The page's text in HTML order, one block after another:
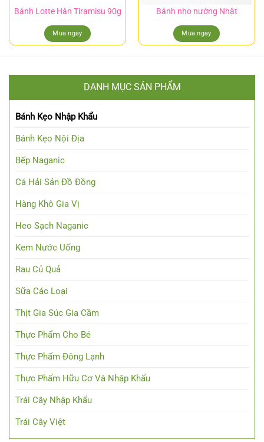
Bánh Lotte Hàn Tiramisu 90g
Mua ngay
Bánh nho nướng Nhật
Mua ngay
DANH MỤC SẢN PHẨM
Bánh Kẹo Nhập Khẩu
Bánh Kẹo Nội Địa
Bếp Naganic
Cá Hải Sản Đồ Đồng
Hàng Khô Gia Vị
Heo Sạch Naganic
Kem Nước Uống
Rau Củ Quả
Sữa Các Loại
Thịt Gia Súc Gia Cầm
Thực Phẩm Cho Bé
Thực Phẩm Đông Lạnh
Thực Phẩm Hữu Cơ Và Nhập Khẩu
Trái Cây Nhập Khẩu
Trái Cây Việt